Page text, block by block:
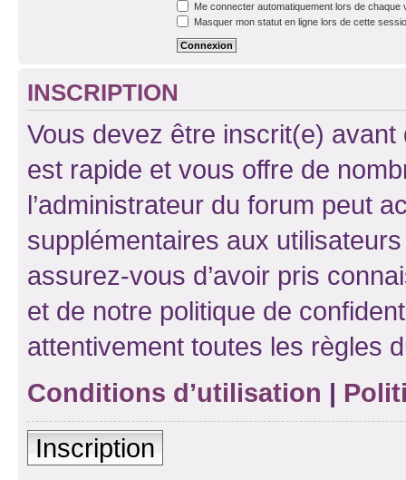
Me connecter automatiquement lors de chaque
Masquer mon statut en ligne lors de cette
INSCRIPTION
Vous devez être inscrit(e) avant
est rapide et vous offre de
l’administrateur du forum peut
supplémentaires aux
assurez-vous d’avoir pris
et de notre politique de
attentivement toutes les règles
Conditions d’utilisation |
Inscription